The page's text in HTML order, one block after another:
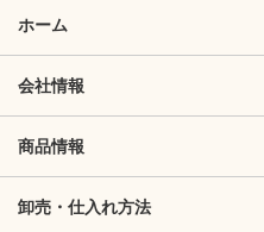
ホーム
会社情報
商品情報
卸売・仕入れ方法